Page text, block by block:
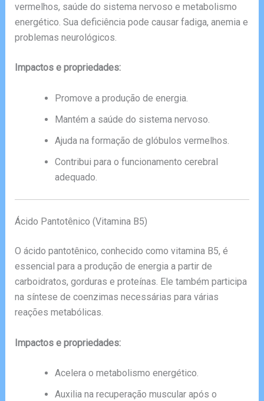
vermelhos, saúde do sistema nervoso e metabolismo
energético. Sua deficiência pode causar fadiga, anemia e
problemas neurológicos.
Impactos e propriedades:
Promove a produção de energia.
Mantém a saúde do sistema nervoso.
Ajuda na formação de glóbulos vermelhos.
Contribui para o funcionamento cerebral
adequado.
Ácido Pantotênico (Vitamina B5)
O ácido pantotênico, conhecido como vitamina B5, é
essencial para a produção de energia a partir de
carboidratos, gorduras e proteínas. Ele também participa
na síntese de coenzimas necessárias para várias
reações metabólicas.
Impactos e propriedades:
Acelera o metabolismo energético.
Auxilia na recuperação muscular após o